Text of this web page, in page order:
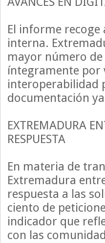
El informe recoge
interna.
mayor número
íntegramente por
interoperabilidad
documentación
EXTREMADURA
RESPUESTA
En materia de
Extremadura
respuesta a las
ciento de
indicador que
con las